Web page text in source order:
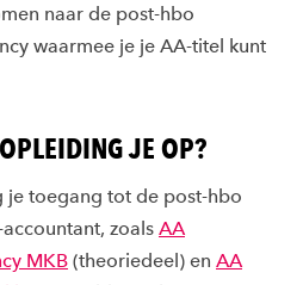
naar de post-hbo
waarmee je je AA-titel kunt
JE OP?
je toegang tot de post-hbo
zoals AA
MKB (theoriedeel) en AA